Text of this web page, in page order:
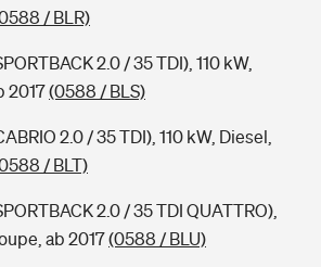
/ BLR)
2.0 / 35 TDI), 110 kW,
2017(0588 / BLS)
2.0 / 35 TDI), 110 kW, Diesel,
/ BLT)
2.0 / 35 TDI QUATTRO),
ab 2017(0588 / BLU)